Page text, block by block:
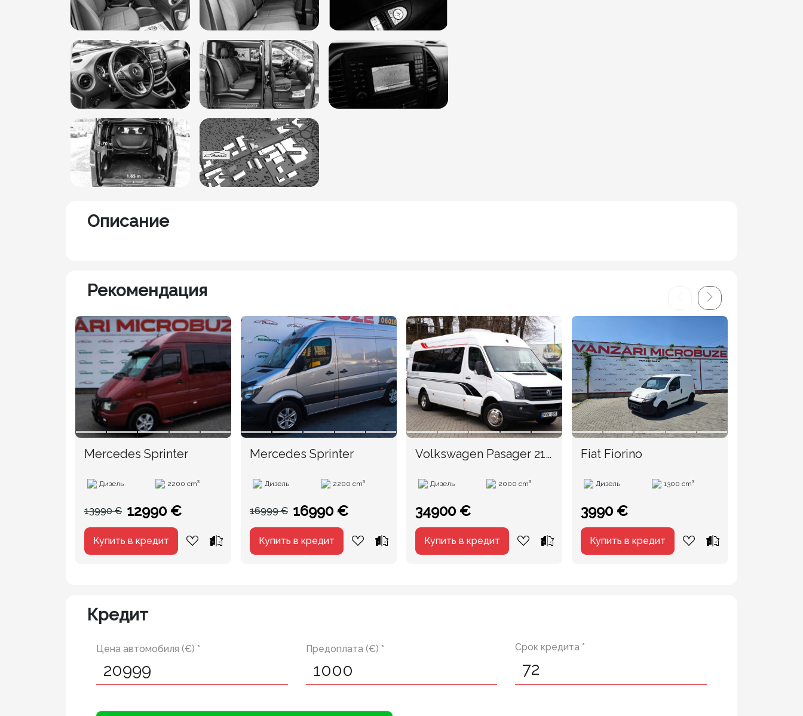
Описание
Рекомендация
Mercedes Sprinter
Дизель 2200 cm³
13990 € 12990 €
Купить в кредит
Mercedes Sprinter
Дизель 2200 cm³
16999 € 16990 €
Купить в кредит
Volkswagen Pasager 21
Дизель 2000 cm³
34900 €
Купить в кредит
Fiat Fiorino
Дизель 1300 cm³
3990 €
Купить в кредит
Кредит
Цена автомобиля (€) * Предоплата (€) * Срок кредита *